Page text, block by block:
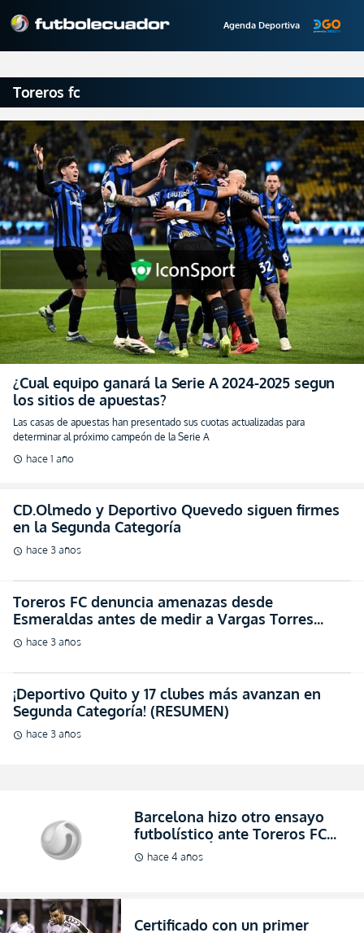
Agenda Deportiva
Toreros fc
¿Cual equipo ganará la Serie A 2024-2025 segun
los sitios de apuestas?
Las casas de apuestas han presentado sus cuotas actualizadas para
determinar al próximo campeón de la Serie A
schedule hace 1 año
CD.Olmedo y Deportivo Quevedo siguen firmes
en la Segunda Categoría
schedule hace 3 años
Toreros FC denuncia amenazas desde
Esmeraldas antes de medir a Vargas Torres
(DOCUMENTO)
schedule hace 3 años
¡Deportivo Quito y 17 clubes más avanzan en
Segunda Categoría! (RESUMEN)
schedule hace 3 años
Barcelona hizo otro ensayo
futbolístico ante Toreros FC
(FORMACIÓN)
schedule hace 4 años
Certificado con un primer